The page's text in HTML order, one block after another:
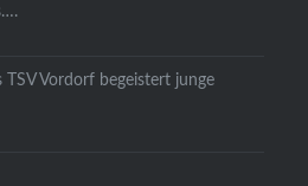
TSV Vordorf begeistert junge